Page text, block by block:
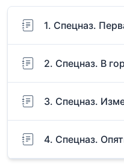
1. Спецназ.
2. Спецназ. В
3. Спецназ.
4. Спецназ.